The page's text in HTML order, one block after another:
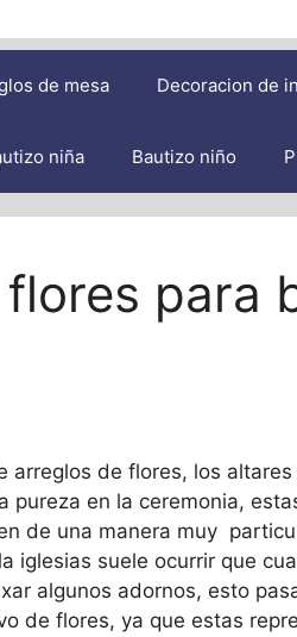
de mesa Decoracion de
niña Bautizo niño
para
arreglos de flores, los
pureza en la ceremonia,
de una manera muy
iglesias suele ocurrir que
algunos adornos, esto
de flores, ya que estas